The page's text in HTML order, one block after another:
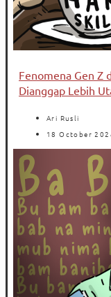
Fenomena Gen Z
Dianggap Lebih
Ari Rusli
18 October